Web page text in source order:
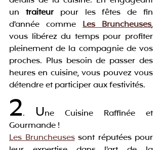
un traiteur pour les fêtes de fin
d'année comme Les Bruncheuses,
vous libérez du temps pour profiter
pleinement de la compagnie de vos
proches. Plus besoin de passer des
heures en cuisine, vous pouvez vous
détendre et participer aux festivités.
2. Une Cuisine Raffinée et
Gourmande !
Les Bruncheuses sont réputées pour